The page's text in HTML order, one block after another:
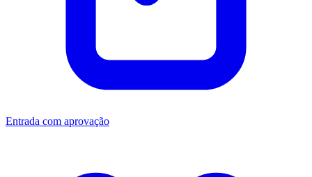
Entrada com aprovação